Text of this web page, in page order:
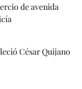
de avenida
César Quijano